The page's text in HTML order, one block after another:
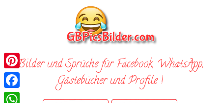
Bilder und Sprüche für Facebook, WhatsApp,
Gästebücher und Profile !
Pinterest
Facebook